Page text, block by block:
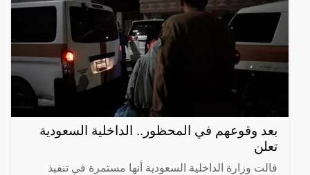
بعد وقوعهم في المحظور.. الداخلية السعودية
تعلن
قالت وزارة الداخلية السعودية أنها مستمرة في تنفيذ